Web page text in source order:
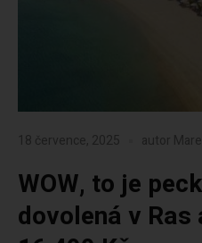
18 července, 2025 autor
WOW, to je
dovolená v